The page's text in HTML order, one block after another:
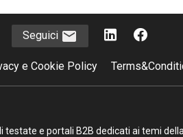
Seguici
e Cookie Policy
testate e portali B2B dedicati ai temi